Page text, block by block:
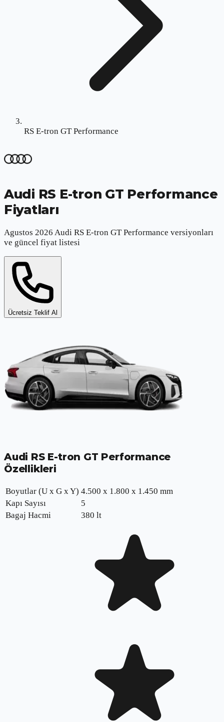
RS E-tron GT Performance
Audi RS E-tron GT Performance
Fiyatları
Agustos 2026 Audi RS E-tron GT Performance versiyonları
ve güncel fiyat listesi
Ücretsiz Teklif Al
Audi RS E-tron GT Performance
Özellikleri
Boyutlar (U x G x Y) 4.500 x 1.800 x 1.450 mm
Kapı Sayısı
5
Bagaj Hacmi
380 lt